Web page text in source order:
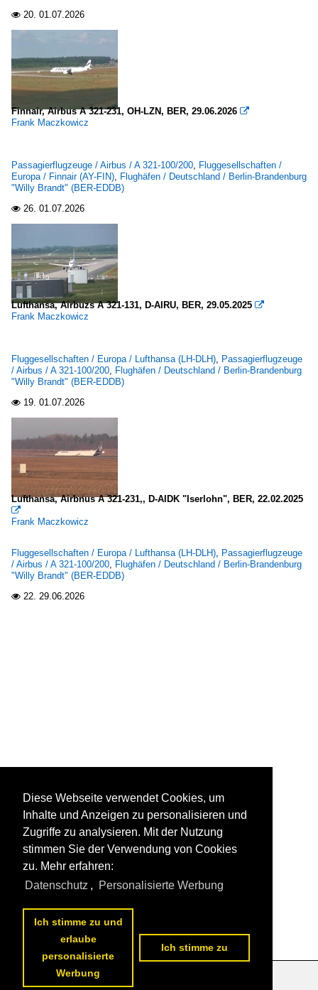
 20. 01.07.2026
Finnair, Airbus A 321-231, OH-LZN, BER, 29.06.2026 
Frank Maczkowicz
Passagierflugzeuge / Airbus / A 321-100/200, Fluggesellschaften /
Europa / Finnair (AY-FIN), Flughäfen / Deutschland / Berlin-Brandenburg
"Willy Brandt" (BER-EDDB)
 26. 01.07.2026
Lufthansa, Airbuzs A 321-131, D-AIRU, BER, 29.05.2025 
Frank Maczkowicz
Fluggesellschaften / Europa / Lufthansa (LH-DLH), Passagierflugzeuge
/ Airbus / A 321-100/200, Flughäfen / Deutschland / Berlin-Brandenburg
"Willy Brandt" (BER-EDDB)
 19. 01.07.2026
Lufthansa, Airbnus A 321-231,, D-AIDK "Iserlohn", BER, 22.02.2025

Frank Maczkowicz
Fluggesellschaften / Europa / Lufthansa (LH-DLH), Passagierflugzeuge
/ Airbus / A 321-100/200, Flughäfen / Deutschland / Berlin-Brandenburg
"Willy Brandt" (BER-EDDB)
 22. 29.06.2026
Datenschutzerklärung
Diese Webseite verwendet Cookies, um
Inhalte und Anzeigen zu personalisieren und
Zugriffe zu analysieren. Mit der Nutzung
stimmen Sie der Verwendung von Cookies
zu. Mehr erfahren:
Datenschutz , Personalisierte Werbung
Ich stimme zu und
erlaube
personalisierte
Werbung
Ich stimme zu